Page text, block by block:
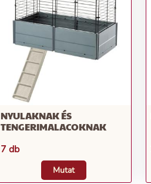
NYULAKNAK ÉS
TENGERIMALACOKNAK
7 db
Mutat